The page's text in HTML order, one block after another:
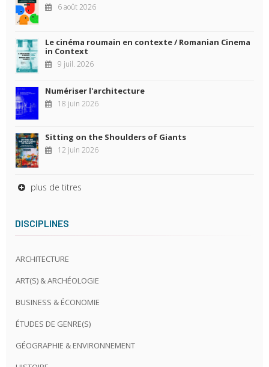
6 août 2026
Le cinéma roumain en contexte / Romanian Cinema
in Context
9 juil. 2026
Numériser l'architecture
18 juin 2026
Sitting on the Shoulders of Giants
12 juin 2026
plus de titres
DISCIPLINES
ARCHITECTURE
ART(S) & ARCHÉOLOGIE
BUSINESS & ÉCONOMIE
ÉTUDES DE GENRE(S)
GÉOGRAPHIE & ENVIRONNEMENT